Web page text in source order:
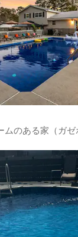
のある家（ガゼ